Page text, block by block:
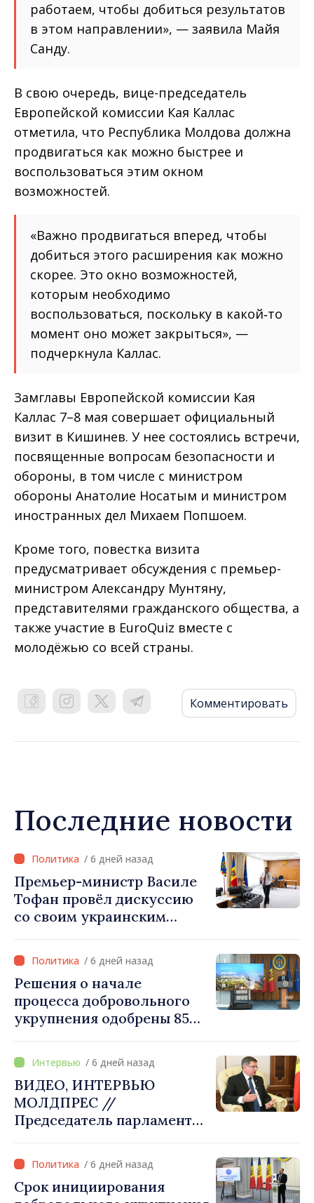
работаем, чтобы добиться результатов
в этом направлении», — заявила Майя
Санду.
В свою очередь, вице-председатель
Европейской комиссии Кая Каллас
отметила, что Республика Молдова должна
продвигаться как можно быстрее и
воспользоваться этим окном
возможностей.
«Важно продвигаться вперед, чтобы
добиться этого расширения как можно
скорее. Это окно возможностей,
которым необходимо
воспользоваться, поскольку в какой‑то
момент оно может закрыться», —
подчеркнула Каллас.
Замглавы Европейской комиссии Кая
Каллас 7–8 мая совершает официальный
визит в Кишинев. У нее состоялись встречи,
посвященные вопросам безопасности и
обороны, в том числе с министром
обороны Анатолие Носатым и министром
иностранных дел Михаем Попшоем.
Кроме того, повестка визита
предусматривает обсуждения с премьер-
министром Александру Мунтяну,
представителями гражданского общества, а
также участие в EuroQuiz вместе с
молодёжью со всей страны.
Комментировать
Последние новости
/ 6 дней назад
Премьер-министр Василе
Тофан провёл дискуссию
со своим украинским
Корецким: «Наши
государства выстроили
отношения, основанные на
доверии и солидарности,
которые мы хотим
конкретные проекты»
/ 6 дней назад
Решения о начале
процесса добровольного
укрупнения одобрены 85
страны. Алексей Бузу:
«Только через сильные
примэрии мы можем
обеспечить качественные
услуги и
инфраструктуру»
/ 6 дней назад
ВИДЕО, ИНТЕРВЬЮ
МОЛДПРЕС //
Председатель парламента
убедить каждое
государство‑член ЕС, что
Республика Молдова
/ 6 дней назад
Срок инициирования